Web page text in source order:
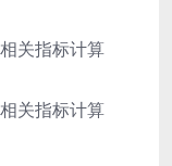
关指标计算
关指标计算